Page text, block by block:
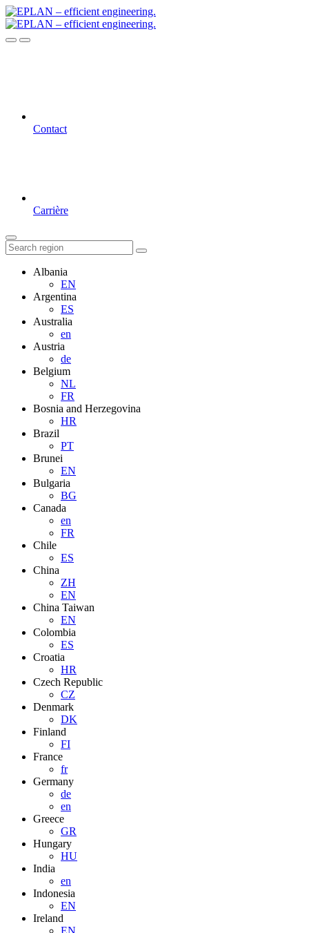
Contact
Carrière
Albania
EN
Argentina
ES
Australia
en
Austria
de
Belgium
NL
FR
Bosnia and Herzegovina
HR
Brazil
PT
Brunei
EN
Bulgaria
BG
Canada
en
FR
Chile
ES
China
ZH
EN
China Taiwan
EN
Colombia
ES
Croatia
HR
Czech Republic
CZ
Denmark
DK
Finland
FI
France
fr
Germany
de
en
Greece
GR
Hungary
HU
India
en
Indonesia
EN
Ireland
EN